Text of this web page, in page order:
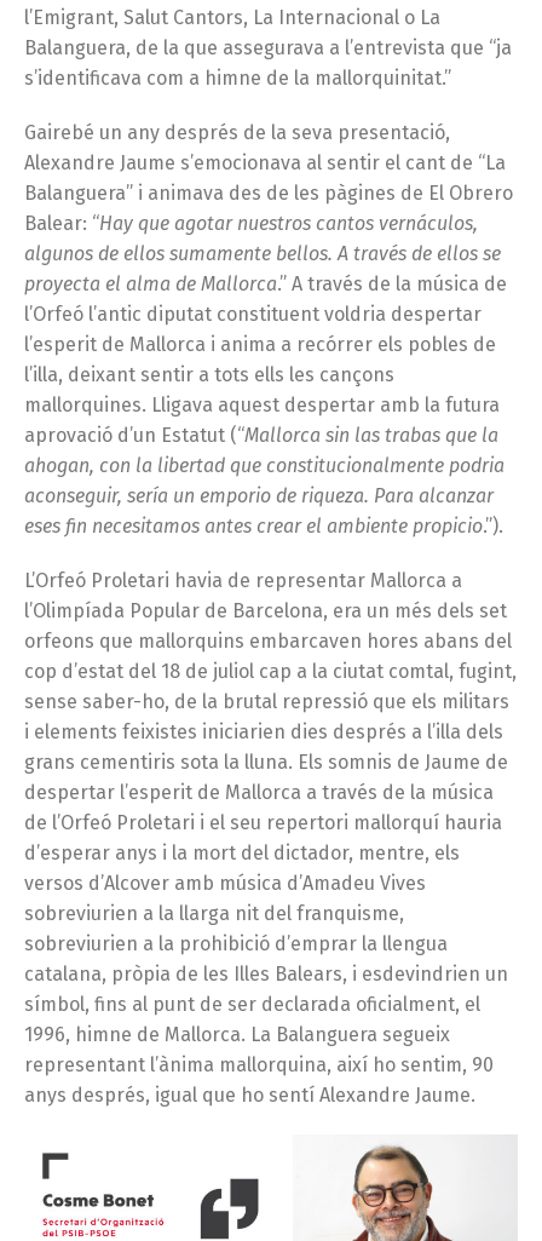
l’Emigrant, Salut Cantors, La Internacional o La
Balanguera, de la que assegurava a l’entrevista que “ja
s’identificava com a himne de la mallorquinitat.”
Gairebé un any després de la seva presentació,
Alexandre Jaume s’emocionava al sentir el cant de “La
Balanguera” i animava des de les pàgines de El Obrero
Balear: “Hay que agotar nuestros cantos vernáculos,
algunos de ellos sumamente bellos. A través de ellos se
proyecta el alma de Mallorca.” A través de la música de
l’Orfeó l’antic diputat constituent voldria despertar
l’esperit de Mallorca i anima a recórrer els pobles de
l’illa, deixant sentir a tots ells les cançons
mallorquines. Lligava aquest despertar amb la futura
aprovació d’un Estatut (“Mallorca sin las trabas que la
ahogan, con la libertad que constitucionalmente podria
aconseguir, sería un emporio de riqueza. Para alcanzar
eses fin necesitamos antes crear el ambiente propicio.”).
L’Orfeó Proletari havia de representar Mallorca a
l’Olimpíada Popular de Barcelona, era un més dels set
orfeons que mallorquins embarcaven hores abans del
cop d’estat del 18 de juliol cap a la ciutat comtal, fugint,
sense saber-ho, de la brutal repressió que els militars
i elements feixistes iniciarien dies després a l’illa dels
grans cementiris sota la lluna. Els somnis de Jaume de
despertar l’esperit de Mallorca a través de la música
de l’Orfeó Proletari i el seu repertori mallorquí hauria
d’esperar anys i la mort del dictador, mentre, els
versos d’Alcover amb música d’Amadeu Vives
sobreviurien a la llarga nit del franquisme,
sobreviurien a la prohibició d’emprar la llengua
catalana, pròpia de les Illes Balears, i esdevindrien un
símbol, fins al punt de ser declarada oficialment, el
1996, himne de Mallorca. La Balanguera segueix
representant l’ànima mallorquina, així ho sentim, 90
anys després, igual que ho sentí Alexandre Jaume.